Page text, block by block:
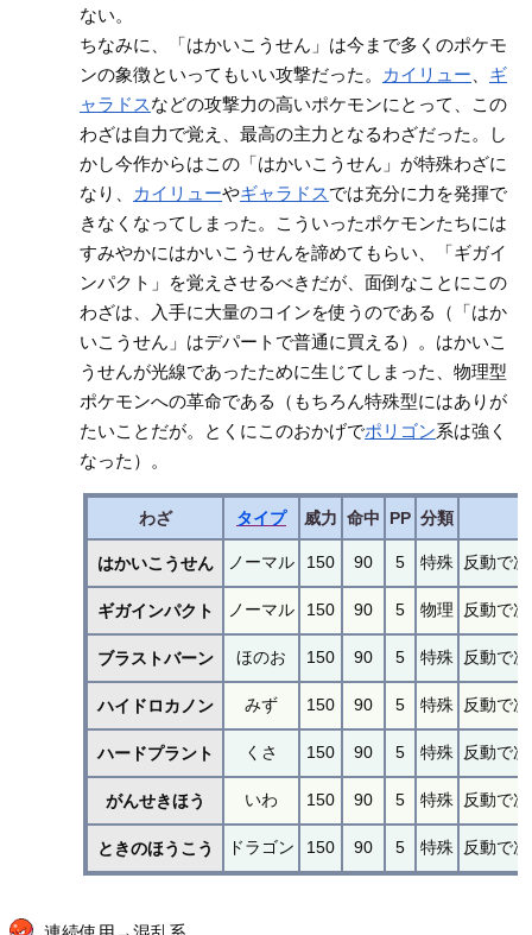
ない。
ちなみに、「はかいこうせん」は今まで多くのポケモ
ンの象徴といってもいい攻撃だった。
カイリュー
ギ
ャラドスなどの攻撃力の高いポケモンにとって、この
わざは自力で覚え、最高の主力となるわざだった。し
かし今作からはこの「はかいこうせん」が特殊わざに
なり、
カイリューやギャラドスでは充分に力を発揮で
きなくなってしまった。こういったポケモンたちには
すみやかにはかいこうせんを諦めてもらい、「ギガイ
ンパクト」を覚えさせるべきだが、面倒なことにこの
わざは、入手に大量のコインを使うのである（「はか
いこうせん」はデパートで普通に買える）。はかいこ
うせんが光線であったために生じてしまった、物理型
ポケモンへの革命である（もちろん特殊型にはありが
たいことだが。とくにこのおかげでポリゴン系は強く
なった）。
わざ タイプ 威力 命中 PP 分類
はかいこうせん ノーマル 150 90 5 特殊 反動で
ギガインパクト ノーマル 150 90 5 物理 反動で
ブラストバーン ほのお 150 90 5 特殊 反動で
ハイドロカノン みず 150 90 5 特殊 反動で
ハードプラント くさ 150 90 5 特殊 反動で
がんせきほう いわ 150 90 5 特殊 反動で
ときのほうこう ドラゴン 150 90 5 特殊 反動で